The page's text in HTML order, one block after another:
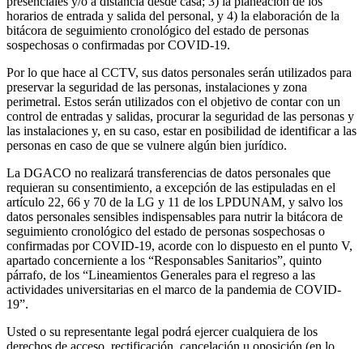
horarios de entrada y salida del personal, y 4) la elaboración de la
bitácora de seguimiento cronológico del estado de personas
sospechosas o confirmadas por COVID-19.
Por lo que hace al CCTV, sus datos personales serán utilizados para
preservar la seguridad de las personas, instalaciones y zona
perimetral. Estos serán utilizados con el objetivo de contar con un
control de entradas y salidas, procurar la seguridad de las personas y
las instalaciones y, en su caso, estar en posibilidad de identificar a las
personas en caso de que se vulnere algún bien jurídico.
La DGACO no realizará transferencias de datos personales que
requieran su consentimiento, a excepción de las estipuladas en el
artículo 22, 66 y 70 de la LG y 11 de los LPDUNAM, y salvo los
datos personales sensibles indispensables para nutrir la bitácora de
seguimiento cronológico del estado de personas sospechosas o
confirmadas por COVID-19, acorde con lo dispuesto en el punto V,
apartado concerniente a los “Responsables Sanitarios”, quinto
párrafo, de los “Lineamientos Generales para el regreso a las
actividades universitarias en el marco de la pandemia de COVID-
19”.
Usted o su representante legal podrá ejercer cualquiera de los